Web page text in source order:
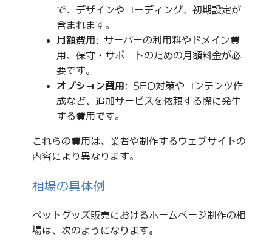
で、デザインやコーディング、初期設定が
含まれます。
月額費用: サーバーの利用料やドメイン費
用、保守・サポートのための月額料金が必
要です。
オプション費用: SEO対策やコンテンツ作
成など、追加サービスを依頼する際に発生
する費用です。
これらの費用は、業者や制作するウェブサイトの
内容により異なります。
相場の具体例
ペットグッズ販売におけるホームページ制作の相
場は、次のようになります。